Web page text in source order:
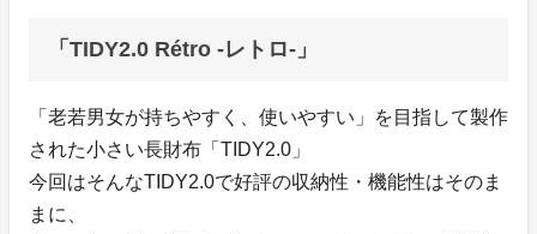
「TIDY2.0 Rétro -レトロ-」
「老若男女が持ちやすく、使いやすい」を目指して製作
された小さい長財布「TIDY2.0」
今回はそんなTIDY2.0で好評の収納性・機能性はそのま
まに、